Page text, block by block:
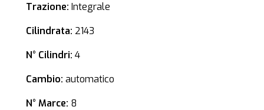
Trazione: Integrale
Cilindrata: 2143
N° Cilindri: 4
Cambio: automatico
N° Marce: 8